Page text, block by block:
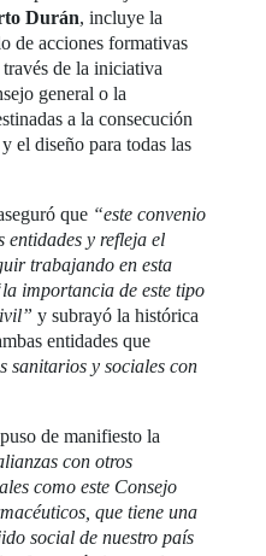
Durán, incluye la
de acciones formativas
de la iniciativa
general o la
a la consecución
el diseño para todas las
que “este convenio
entidades y refleja el
trabajando en esta
importancia de este tipo
y subrayó la histórica
entidades que
sanitarios y sociales con
de manifiesto la
con otros
como este Consejo
que tiene una
social de nuestro país